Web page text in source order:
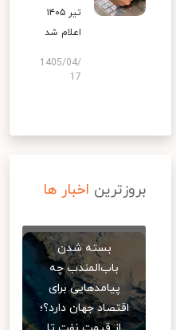
تیر ۱۴۰۵
اعلام شد
1405/04/
17
بروزترین اخبار ها
بسته شدن
باب‌المندب چه
پیامدهایی برای
اقتصاد جهان دارد؟؛